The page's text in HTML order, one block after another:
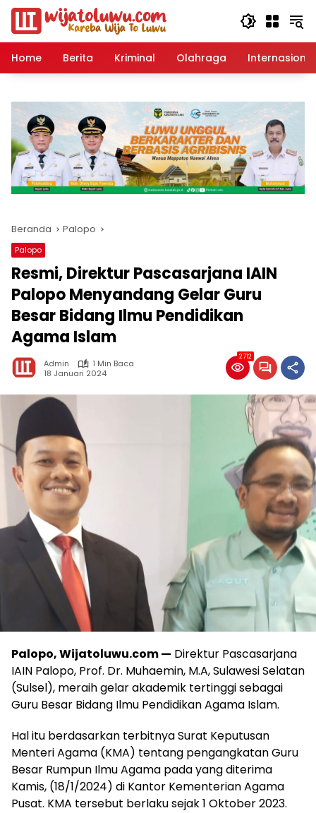
Langsung
konten
Home
Berita Kriminal Olahraga Internasional
Beranda Palopo
Palopo
Resmi, Direktur Pascasarjana IAIN
Palopo Menyandang Gelar Guru
Besar Bidang Ilmu Pendidikan
Agama Islam
Admin
1 Min Baca
18 Januari 2024
2712
Palopo, Wijatoluwu.com — Direktur Pascasarjana
IAIN Palopo, Prof. Dr. Muhaemin, M.A, Sulawesi Selatan
(Sulsel), meraih gelar akademik tertinggi sebagai
Guru Besar Bidang Ilmu Pendidikan Agama Islam.
Hal itu berdasarkan terbitnya Surat Keputusan
Menteri Agama (KMA) tentang pengangkatan Guru
Besar Rumpun Ilmu Agama pada yang diterima
Kamis, (18/1/2024) di Kantor Kementerian Agama
Pusat. KMA tersebut berlaku sejak 1 Oktober 2023.